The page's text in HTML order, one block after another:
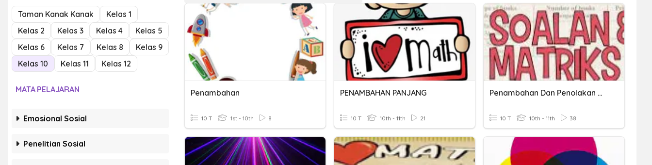
Taman Kanak Kanak
Kelas 1
Kelas 2
Kelas 3 Kelas 4
Kelas 5
Kelas 6
Kelas 7 Kelas 8
Kelas 9
Kelas 10
Kelas 11 Kelas 12
MATA PELAJARAN
Emosional Sosial
Penelitian Sosial
Penambahan
10 T 1st - 10th 8
PENAMBAHAN PANJANG
10 T 10th - 11th 21
Penambahan Dan Penolakan Matriks
10 T 10th - 11th 38